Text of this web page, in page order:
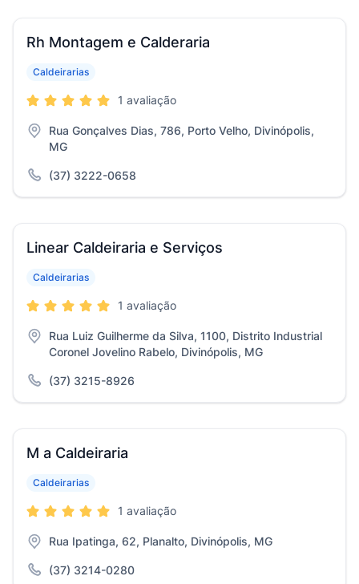
Rh Montagem e Calderaria
Caldeirarias
1 avaliação
Rua Gonçalves Dias, 786, Porto Velho, Divinópolis,
MG
(37) 3222-0658
Linear Caldeiraria e Serviços
Caldeirarias
1 avaliação
Rua Luiz Guilherme da Silva, 1100, Distrito Industrial
Coronel Jovelino Rabelo, Divinópolis, MG
(37) 3215-8926
M a Caldeiraria
Caldeirarias
1 avaliação
Rua Ipatinga, 62, Planalto, Divinópolis, MG
(37) 3214-0280